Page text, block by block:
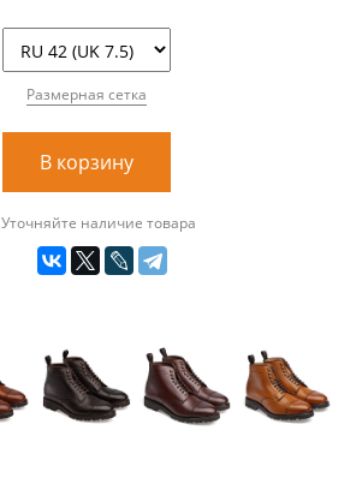
Размерная сетка
В корзину
Уточняйте наличие товара